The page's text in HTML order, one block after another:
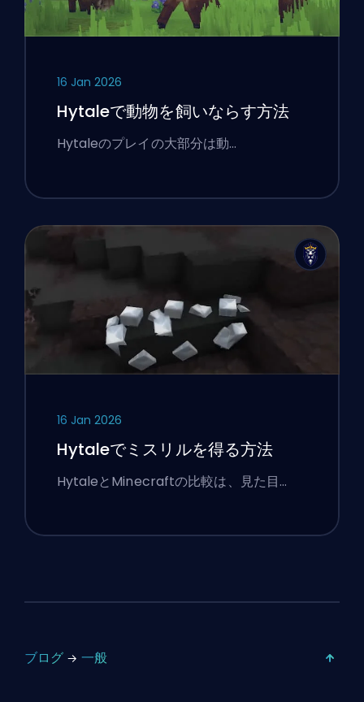
16 Jan 2026
Hytaleで動物を飼いならす方法
Hytaleのプレイの大部分は動…
16 Jan 2026
Hytaleでミスリルを得る方法
HytaleとMinecraftの比較は、見た目…
ブログ 一般